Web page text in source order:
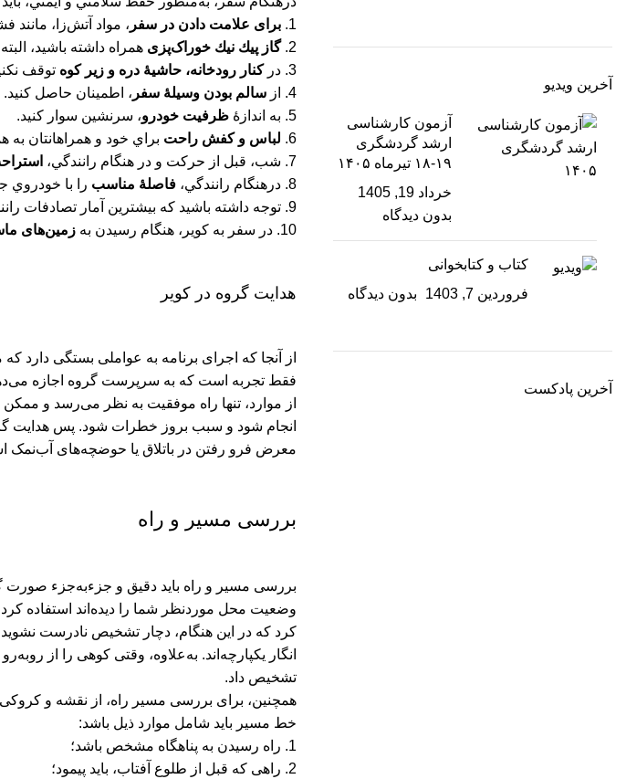
1. برای علامت دادن در سفر ، مواد آتش‌زا، مانند
2. گاز پيك نيك خوراک‌پزی همراه داشته باشید،
3. در
كنار رودخانه، حاشيۀ دره و زير كوه توقف
4. از
سالم بودن وسيلۀ سفر ، اطمينان حاصل كنيد.
5. به اندازۀ
ظرفيت خودرو، سرنشين سوار كنيد.
6. لباس و كفش راحت براي خود و همراهانتان به
7. شب، قبل از حركت و در هنگام رانندگي،
8. درهنگام رانندگي،
فاصلۀ مناسب را با خودروي
9. توجه داشته باشید که بيشترين آمار تصادفات رانندگي، به‌دلیل
10. در سفر به کویر، هنگام رسیدن به
زمین‌های
هدایت گروه در کویر
از آنجا که اجرای برنامه به عواملی بستگی دارد
فقط تجربه است که به سرپرست گروه اجازه می‌دهد
از موارد، تنها راه موفقیت به نظر می‌رسد و
انجام شود و سبب بروز خطرات شود. پس هدایت
معرض فرو رفتن در باتلاق یا حوضچه‌های آب‌نمک
بررسی مسیر و راه
بررسی مسیر و راه باید دقیق و جزء‌به‌جزء صورت
وضعیت محل موردنظر شما را دیده‌اند استفاده
کرد که در این هنگام، دچار تشخیص نادرست
انگار یکپارچه‌اند. به‌علاوه، وقتی کوهی را از
تشخیص داد.
همچنین، برای بررسی مسیر راه، از نقشه و
خط مسیر باید شامل موارد ذیل باشد:
1. راه رسیدن به پناهگاه مشخص باشد؛
2. راهی که قبل از طلوع آفتاب، باید پیمود؛
آخرین ویدیو
آزمون کارشناسی
ارشد گردشگری
۱۹-۱۸ تیرماه ۱۴۰۵
خرداد 19, 1405
بدون دیدگاه
کتاب و کتابخوانی
فروردین 7, 1403
بدون دیدگاه
آخرین پادکست